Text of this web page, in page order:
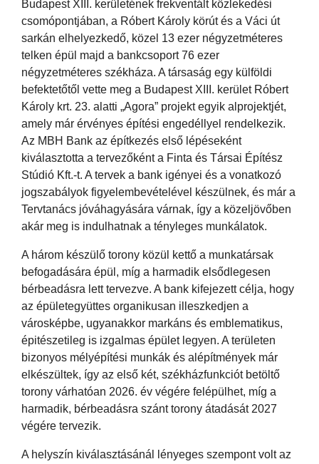
Budapest XIII. kerületének frekventált közlekedési
csomópontjában, a Róbert Károly körút és a Váci út
sarkán elhelyezkedő, közel 13 ezer négyzetméteres
telken épül majd a bankcsoport 76 ezer
négyzetméteres székháza. A társaság egy külföldi
befektetőtől vette meg a Budapest XIII. kerület Róbert
Károly krt. 23. alatti „Agora” projekt egyik alprojektjét,
amely már érvényes építési engedéllyel rendelkezik.
Az MBH Bank az építkezés első lépéseként
kiválasztotta a tervezőként a Finta és Társai Építész
Stúdió Kft.-t. A tervek a bank igényei és a vonatkozó
jogszabályok figyelembevételével készülnek, és már a
Tervtanács jóváhagyására várnak, így a közeljövőben
akár meg is indulhatnak a tényleges munkálatok.
A három készülő torony közül kettő a munkatársak
befogadására épül, míg a harmadik elsődlegesen
bérbeadásra lett tervezve. A bank kifejezett célja, hogy
az épületegyüttes organikusan illeszkedjen a
városképbe, ugyanakkor markáns és emblematikus,
épitészetileg is izgalmas épület legyen. A területen
bizonyos mélyépítési munkák és alépítmények már
elkészültek, így az első két, székházfunkciót betöltő
torony várhatóan 2026. év végére felépülhet, míg a
harmadik, bérbeadásra szánt torony átadását 2027
végére tervezik.
A helyszín kiválasztásánál lényeges szempont volt az